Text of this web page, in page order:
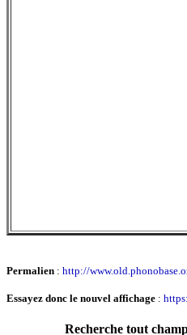
Permalien : http://
Essayez donc le nouvel affichage :
Recherche tout